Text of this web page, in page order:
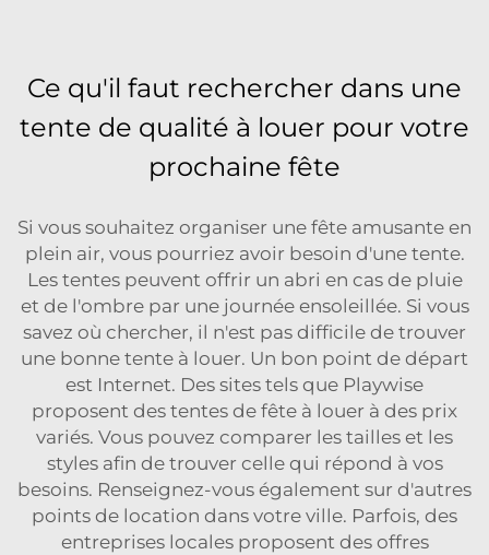
Ce qu'il faut rechercher dans une
tente de qualité à louer pour votre
prochaine fête
Si vous souhaitez organiser une fête amusante en
plein air, vous pourriez avoir besoin d'une tente.
Les tentes peuvent offrir un abri en cas de pluie
et de l'ombre par une journée ensoleillée. Si vous
savez où chercher, il n'est pas difficile de trouver
une bonne tente à louer. Un bon point de départ
est Internet. Des sites tels que Playwise
proposent des tentes de fête à louer à des prix
variés. Vous pouvez comparer les tailles et les
styles afin de trouver celle qui répond à vos
besoins. Renseignez-vous également sur d'autres
points de location dans votre ville. Parfois, des
entreprises locales proposent des offres